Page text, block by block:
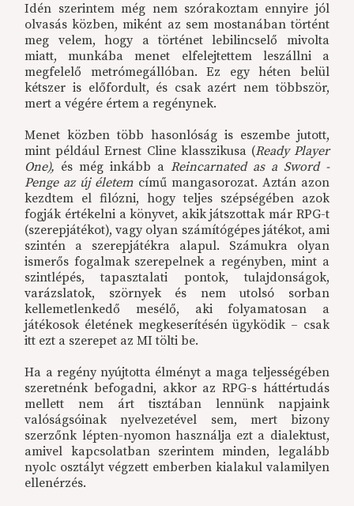
Idén szerintem még nem szórakoztam ennyire jól
olvasás közben, miként az sem mostanában történt
meg velem, hogy a történet lebilincselő mivolta
miatt, munkába menet elfelejtettem leszállni a
megfelelő metrómegállóban. Ez egy héten belül
kétszer is előfordult, és csak azért nem többször,
mert a végére értem a regénynek.
Menet közben több hasonlóság is eszembe jutott,
mint például Ernest Cline klasszikusa (Ready Player
One), és még inkább a Reincarnated as a Sword -
Penge az új életemcímű mangasorozat. Aztán azon
kezdtem el filózni, hogy teljes szépségében azok
fogják értékelni a könyvet, akik játszottak már RPG-t
(szerepjátékot), vagy olyan számítógépes játékot, ami
szintén a szerepjátékra alapul. Számukra olyan
ismerős fogalmak szerepelnek a regényben, mint a
szintlépés, tapasztalati pontok, tulajdonságok,
varázslatok, szörnyek és nem utolsó sorban
kellemetlenkedő mesélő, aki folyamatosan a
játékosok életének megkeserítésén ügyködik – csak
itt ezt a szerepet az MI tölti be.
Ha a regény nyújtotta élményt a maga teljességében
szeretnénk befogadni, akkor az RPG-s háttértudás
mellett nem árt tisztában lennünk napjaink
valóságsóinak nyelvezetével sem, mert bizony
szerzőnk lépten-nyomon használja ezt a dialektust,
amivel kapcsolatban szerintem minden, legalább
nyolc osztályt végzett emberben kialakul valamilyen
ellenérzés.